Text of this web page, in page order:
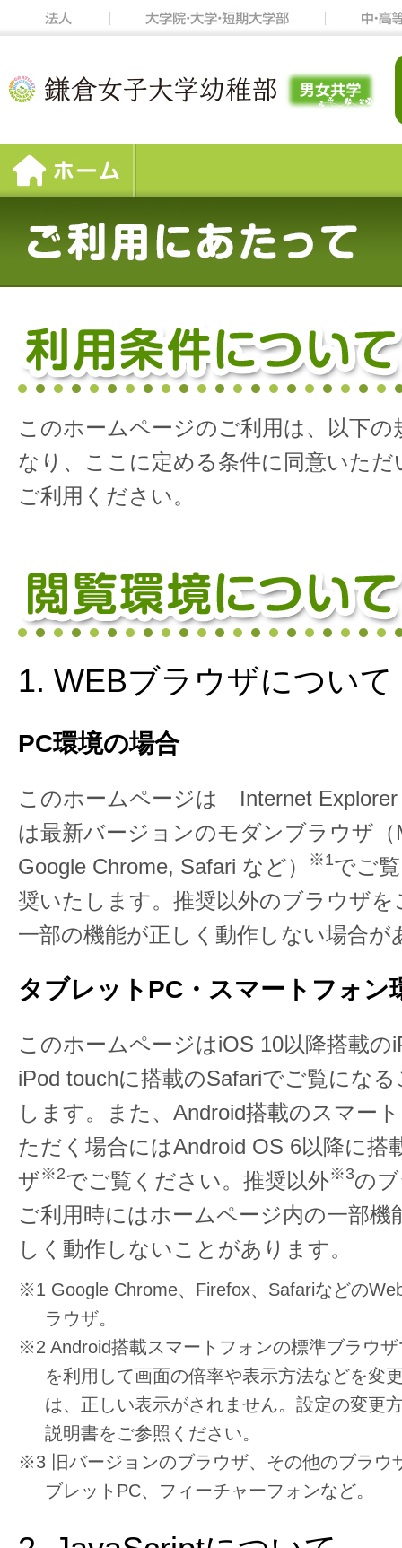
このホームページのご利用は、以下の
なり、ここに定める条件に同意いただ
ご利用ください。
1. WEBブラウザについて
PC環境の場合
このホームページは Internet Explorer
は最新バージョンのモダンブラウザ（
Google Chrome, Safari など）
※1でご
奨いたします。推奨以外のブラウザを
一部の機能が正しく動作しない場合が
タブレットPC・スマートフォン
このホームページはiOS 10以降搭載の
iPod touchに搭載のSafariでご覧にな
します。また、Android搭載のスマー
ただく場合にはAndroid OS 6以降に搭
ザ※2でご覧ください。推奨以外※3の
ご利用時にはホームページ内の一部機
しく動作しないことがあります。
※1 Google Chrome、Firefox、Safariなどの
ラウザ。
※2 Android搭載スマートフォンの標準ブラウ
を利用して画面の倍率や表示方法などを変
は、正しい表示がされません。設定の変更
説明書をご参照ください。
※3 旧バージョンのブラウザ、その他のブラウ
ブレットPC、フィーチャーフォンなど。